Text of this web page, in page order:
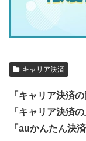
キャリア決済
「キャリア決済
「キャリア決済
「auかんたん決